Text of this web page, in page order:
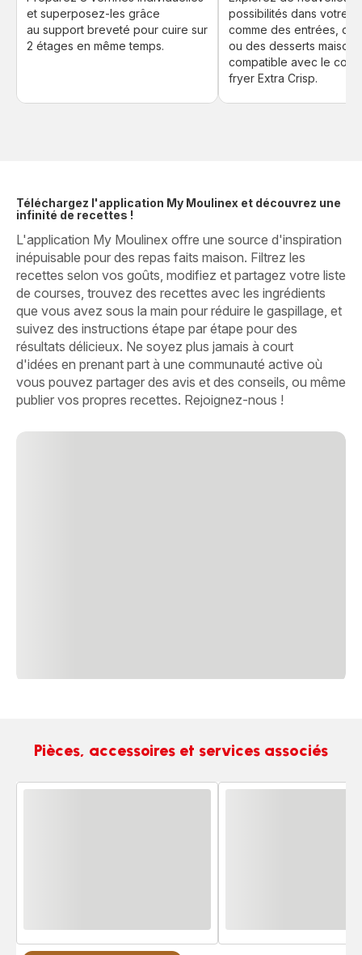
et superposez-les grâce
au support breveté pour cuire sur
2 étages en même temps.
possibilités dans votre
comme des entrées,
ou des desserts maison
compatible avec le
fryer Extra Crisp.
Téléchargez l'application My Moulinex et découvrez une
infinité de recettes !
L'application My Moulinex offre une source d'inspiration
inépuisable pour des repas faits maison. Filtrez les
recettes selon vos goûts, modifiez et partagez votre liste
de courses, trouvez des recettes avec les ingrédients
que vous avez sous la main pour réduire le gaspillage, et
suivez des instructions étape par étape pour des
résultats délicieux. Ne soyez plus jamais à court
d'idées en prenant part à une communauté active où
vous pouvez partager des avis et des conseils, ou même
publier vos propres recettes. Rejoignez-nous !
Pièces, accessoires et services associés